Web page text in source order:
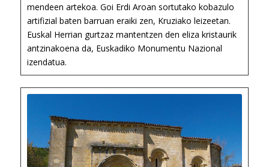
mendeen artekoa. Goi Erdi Aroan sortutako kobazulo
artifizial baten barruan eraiki zen, Kruziako leizeetan.
Euskal Herrian gurtzaz mantentzen den eliza kristaurik
antzinakoena da, Euskadiko Monumentu Nazional
izendatua.